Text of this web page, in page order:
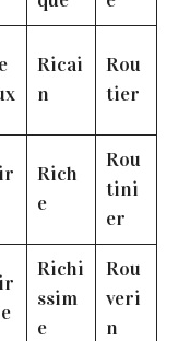
Ricai
n
Rou
tier
Rich
e
Rou
tini
er
Richi
ssim
e
Rou
veri
n